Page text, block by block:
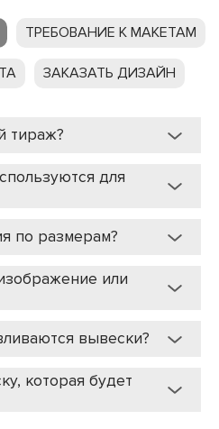
ТРЕБОВАНИЕ К МАКЕТАМ
ЗАКАЗАТЬ ДИЗАЙН
тираж?
для
по размерам?
или
вывески?
которая будет